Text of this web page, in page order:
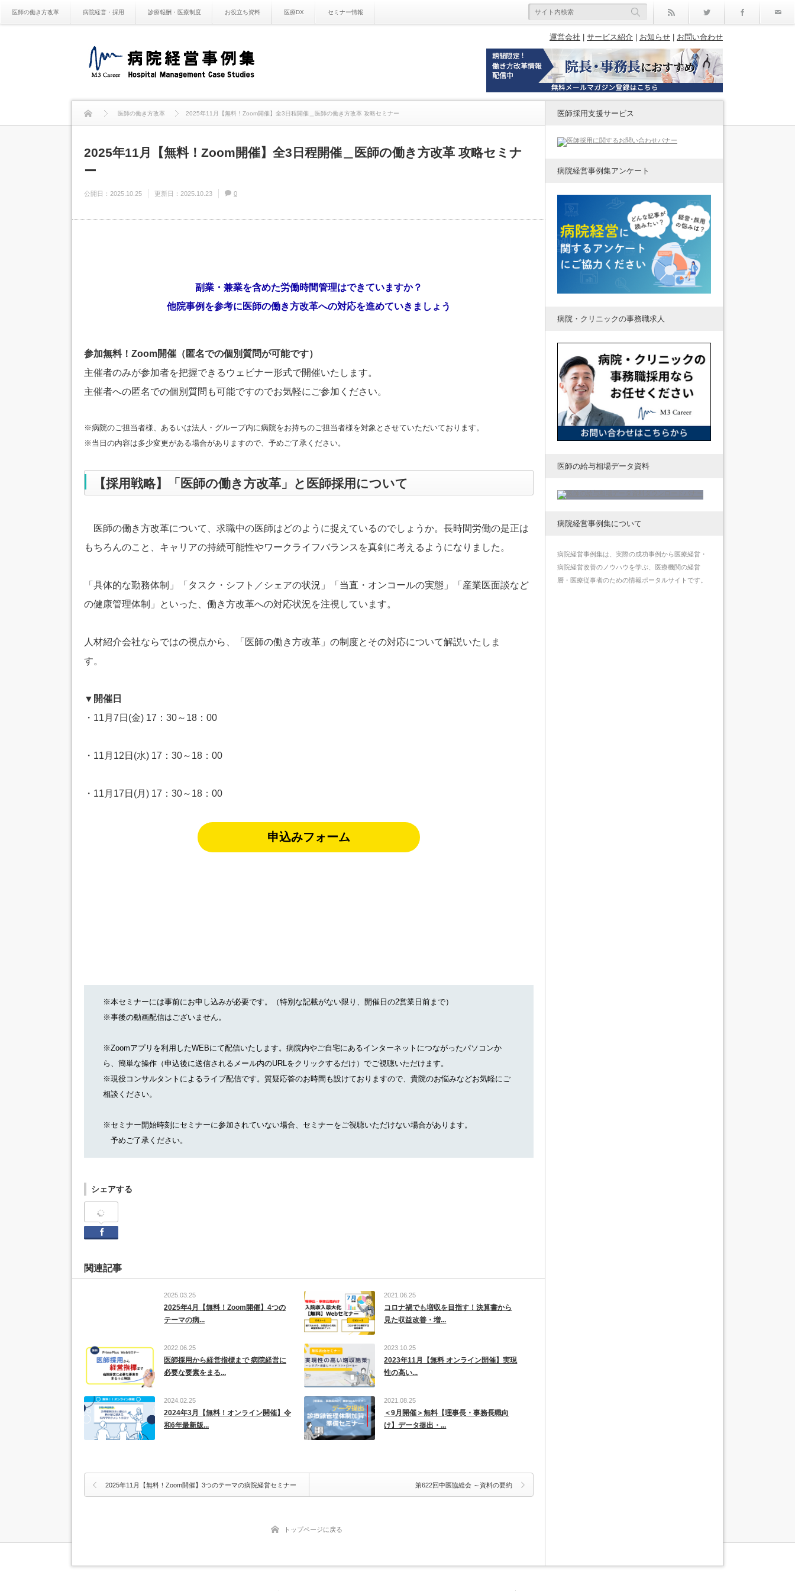
医師の働き方改革 病院経営・採用 診療報酬・医療制度 お役立ち資料 医療DX セミナー情報
運営会社 サービス紹介 お知らせ お問い合わせ
医師の働き方改革 2025年11月【無料！Zoom開催】全3日程開催＿医師の働き方改革 攻略セミナー
2025年11月【無料！Zoom開催】全3日程開催＿医師の働き方改革 攻略セミナ
ー
公開日： 2025.10.25 更新日： 2025.10.23 0
副業・兼業を含めた労働時間管理はできていますか？
他院事例を参考に医師の働き方改革への対応を進めていきましょう
参加無料！Zoom開催（匿名での個別質問が可能です）
主催者のみが参加者を把握できるウェビナー形式で開催いたします。
主催者への匿名での個別質問も可能ですのでお気軽にご参加ください。
※病院のご担当者様、あるいは法人・グループ内に病院をお持ちのご担当者様を対象とさせていただいております。
※当日の内容は多少変更がある場合がありますので、予めご了承ください。
【採用戦略】「医師の働き方改革」と医師採用について
医師の働き方改革について、求職中の医師はどのように捉えているのでしょうか。長時間労働の是正は
もちろんのこと、キャリアの持続可能性やワークライフバランスを真剣に考えるようになりました。
「具体的な勤務体制」「タスク・シフト／シェアの状況」「当直・オンコールの実態」「産業医面談など
の健康管理体制」といった、働き方改革への対応状況を注視しています。
人材紹介会社ならではの視点から、「医師の働き方改革」の制度とその対応について解説いたしま
す。
▼開催日
・11月7日(金) 17：30～18：00
・11月12日(水) 17：30～18：00
・11月17日(月) 17：30～18：00
申込みフォーム
※本セミナーには事前にお申し込みが必要です。（特別な記載がない限り、開催日の2営業日前まで）
※事後の動画配信はございません。
※Zoomアプリを利用したWEBにて配信いたします。病院内やご自宅にあるインターネットにつながったパソコンか
ら、簡単な操作（申込後に送信されるメール内のURLをクリックするだけ）でご視聴いただけます。
※現役コンサルタントによるライブ配信です。質疑応答のお時間も設けておりますので、貴院のお悩みなどお気軽にご
相談ください。
※セミナー開始時刻にセミナーに参加されていない場合、セミナーをご視聴いただけない場合があります。
予めご了承ください。
シェアする
関連記事
2025.03.25
2025年4月【無料！Zoom開催】4つの
テーマの病...
2021.06.25
コロナ禍でも増収を目指す！決算書から
見た収益改善・増...
2022.06.25
医師採用から経営指標まで 病院経営に
必要な要素をまる...
2023.10.25
2023年11月【無料 オンライン開催】実現
性の高い...
2024.02.25
2024年3月【無料！オンライン開催】令
和6年最新版...
2021.08.25
＜9月開催＞無料【理事長・事務長職向
け】データ提出・...
2025年11月【無料！Zoom開催】3つのテーマの病院経営セミナー 第622回中医協総会 ～資料の要約
トップページに戻る
医師採用支援サービス
病院経営事例集アンケート
病院・クリニックの事務職求人
医師の給与相場データ資料
病院経営事例集について
病院経営事例集は、実際の成功事例から医療経営・
病院経営改善のノウハウを学ぶ、医療機関の経営
層・医療従事者のための情報ポータルサイトです。